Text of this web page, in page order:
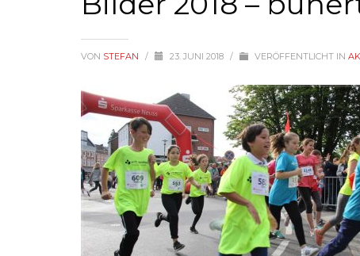
VON STEFAN / 23. JUNI 2018 / VERÖFFENTLICHT IN